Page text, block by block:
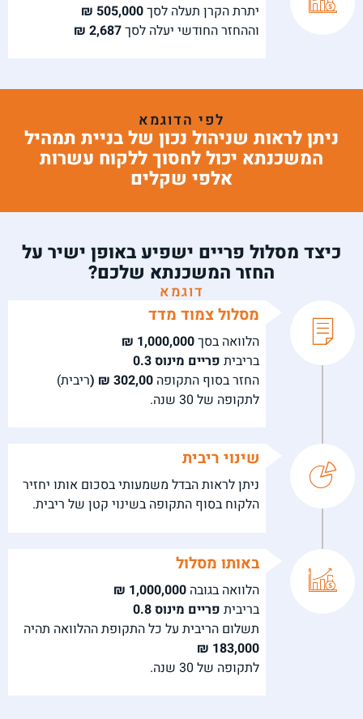
יתרת הקרן תעלה לסך505,000 ₪
וההחזר החודשי יעלה לסך2,687 ₪
לפי הדוגמא
ניתן לראות שניהול נכון של בניית תמהיל
המשכנתא יכול לחסוך ללקוח עשרות
אלפי שקלים
כיצד מסלול פריים ישפיע באופן ישיר על
החזר המשכנתא שלכם?
דוגמא
מסלול צמוד מדד
הלוואה בסך1,000,000 ₪
בריבית פריים מינוס 0.3
החזר בסוף התקופה 302,00 ₪ (
ריבית)
לתקופה של 30 שנה.
שינוי ריבית
ניתן לראות הבדל משמעותי בסכום אותו יחזיר
הלקוח בסוף התקופה בשינוי קטן של ריבית.
באותו מסלול
הלוואה בגובה 1,000,000 ₪
בריבית פריים מינוס 0.8
תשלום הריבית על כל התקופת ההלוואה תהיה
183,000 ₪
לתקופה של 30 שנה.